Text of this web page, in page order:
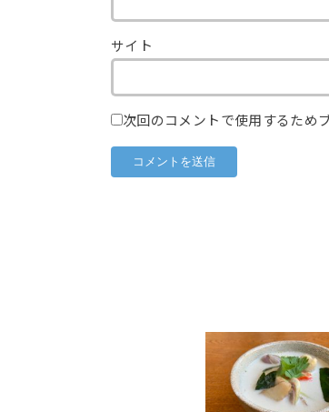
サイト
次回のコメントで使用するため